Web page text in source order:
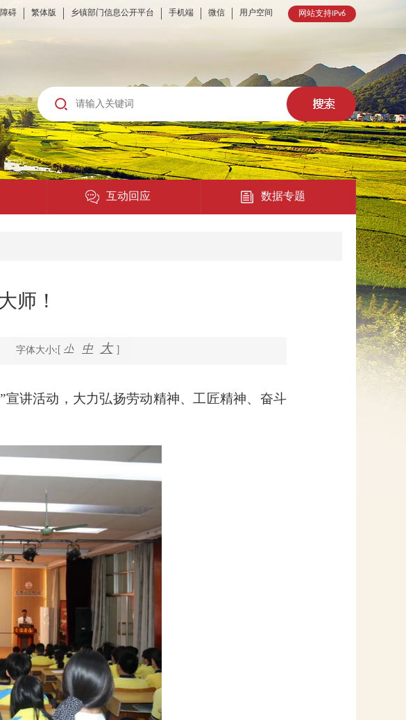
网站支持IPv6
碍 繁体版 乡镇部门信息公开平台 手机端 微信 用户空间
互动回应 数据专题
师！
字体大小:[ 小 中 大
讲活动，大力弘扬劳动精神、工匠精神、奋斗